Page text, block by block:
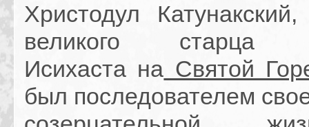
Христодул
великого старца
Исихаста на Святой
был последователем